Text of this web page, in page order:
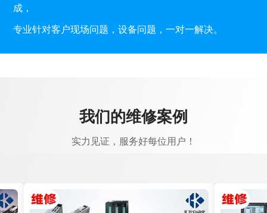
成，
专业针对客户现场问题，设备问题，一对一解决。
我们的维修案例
实力见证，服务好每位用户！